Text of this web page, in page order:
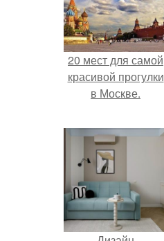
20 мест для самой
красивой прогулки
в Москве.